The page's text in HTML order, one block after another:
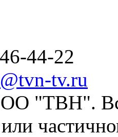
44-22
tv.ru
"ТВН".